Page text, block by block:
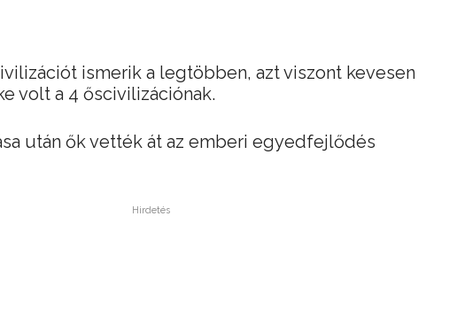
ismerik a legtöbben, azt viszont kevesen
volt a 4 őscivilizációnak.
után ők vették át az emberi egyedfejlődés
Hirdetés